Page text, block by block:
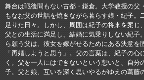
舞台は戦後間もない古都・鎌倉。大学教授の父
もなお父の世話を焼きながら暮らす娘・紀子。
足りた日々。しかし、周囲は紀子の将来を案じ
父との生活に満足し、結婚に気乗りしない紀子
ら願う父は、彼女を嫁がせるためにある決意を
「再婚しようと思う」。父の言葉は、紀子の心
く。父を一人にはできないという想いと、自分
子。父と娘、互いを深く思いやるがゆえの葛藤